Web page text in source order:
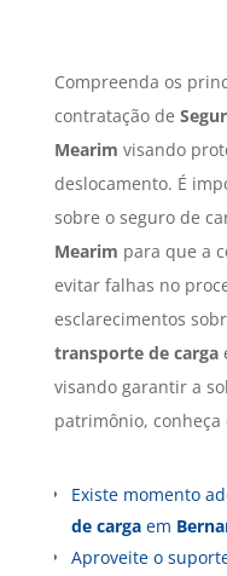
Compreenda os
contratação de
Mearim visando
deslocamento. É
sobre o seguro de
Mearim para que a
evitar falhas no
esclarecimentos
transporte de carga
visando garantir a
patrimônio, conheça
Existe momento
de cargaem
Aproveite o